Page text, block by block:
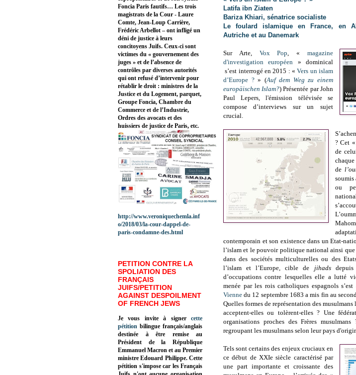
Latifa ibn Ziaten
Bariza Khiari, sénatrice socialiste
Le foulard islamique en France, en
Autriche et au Danemark
Sur Arte, Vox Pop, « magazine
d'investigation européen » dominical
s’est interrogé en 2015 : «Vers un islam
d’Europe ?» (Auf dem Weg zu einem
europäischen Islam?) Présentée par John
Paul Lepers, l'émission télévisée se
compose d’interviews sur un sujet
crucial.
? Cet
de
de
soumis
ou
contemporain et son existence dans un Etat-
l’islam et le pouvoir politique national ainsi que
dans des sociétés multiculturelles ou des
l’islam et l’Europe, cible de jihadsdepuis
d’occupations contre lesquelles elle a lutté
menée par les rois catholiques espagnols
Vienne du 12 septembre 1683 a mis fin au
Quelles formes de représentation des
acceptent-elles ou tolèrent-elles ? Une
organisations proches des Frères
regroupant les musulmans selon leur pays
Tels sont certains des enjeux cruciaux en
ce début de XXIe siècle caractérisé par
une part importante et croissante des
Foncia Paris fautifs… Les trois
magistrats de la Cour - Laure
Comte, Jean-Loup Carrière,
Frédéric Arbellot – ont infligé un
déni de justice à leurs
concitoyens Juifs. Ceux-ci sont
victimes du « gouvernement des
juges » et de l’absence de
contrôles par diverses autorités
qui ont refusé d’intervenir pour
rétablir le droit : ministres de la
Justice et du Logement, parquet,
Groupe Foncia, Chambre du
Commerce et de l’Industrie,
Ordres des avocats et des
huissiers de justice de Paris, etc.
http://www.veroniquechemla.inf
o/2018/03/la-cour-dappel-de-
paris-condamne-des.html
PETITION CONTRE LA
SPOLIATION DES
FRANÇAIS
JUIFS/PETITION
AGAINST DESPOILMENT
OF FRENCH JEWS
Je vous invite à signer cette
pétition bilingue français/anglais
destinée à être remise au
Président de la République
Emmanuel Macron et au Premier
ministre Edouard Philippe. Cette
pétition s'impose car les Français